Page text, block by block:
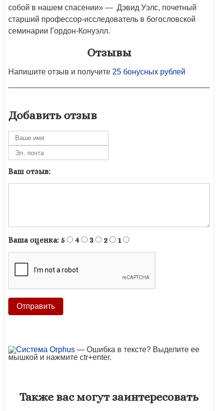
собой в нашем спасении» — Дэвид Уэлс, почетный
старший профессор-исследователь в богословской
семинарии Гордон-Конуэлл.
Отзывы
Напишите отзыв и получите 25 бонусных рублей
Добавить отзыв
Ваш отзыв:
Ваша оценка: 5 4 3 2 1
— Ошибка в тексте? Выделите ее
мышкой и нажмите ctr+enter.
Также вас могут заинтересовать